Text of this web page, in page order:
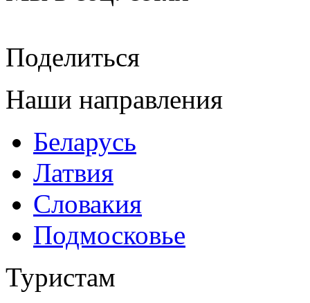
Поделиться
Наши направления
Беларусь
Латвия
Словакия
Подмосковье
Туристам